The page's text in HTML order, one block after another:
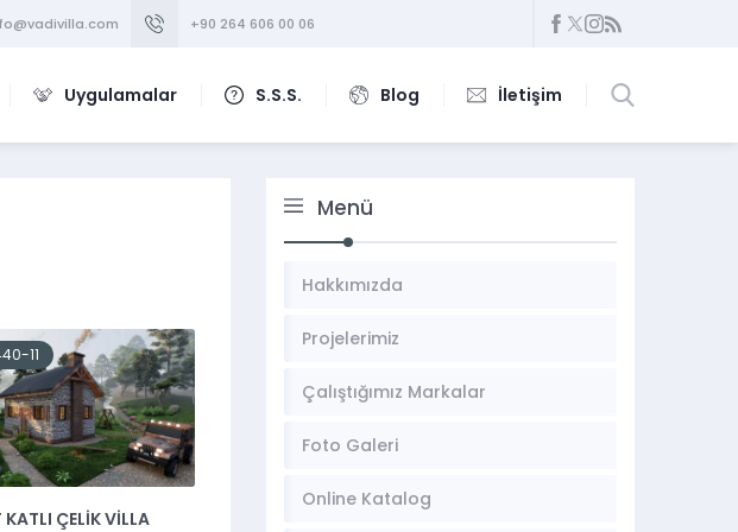
+90 264 606 00 06
Uygulamalar S.S.S. Blog İletişim
11
KATLI ÇELIK VILLA
Menü
Hakkımızda
Projelerimiz
Çalıştığımız Markalar
Foto Galeri
Online Katalog